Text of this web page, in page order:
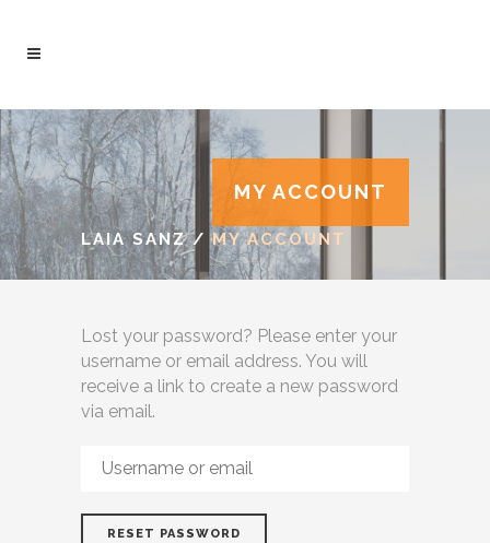
MY ACCOUNT
LAIA SANZ/MY ACCOUNT
Lost your password? Please enter your
username or email address. You will
receive a link to create a new password
via email.